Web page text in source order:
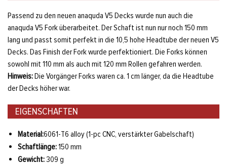
Passend zu den neuen anaquda V5 Decks wurde nun auch die
anaquda V5 Fork überarbeitet. Der Schaft ist nun nur noch 150 mm
lang und passt somit perfekt in die 10,5 hohe Headtube der neuen V5
Decks. Das Finish der Fork wurde perfektioniert. Die Forks können
sowohl mit 110 mm als auch mit 120 mm Rollen gefahren werden.
Hinweis:Die Vorgänger Forks waren ca. 1 cm länger, da die Headtube
der Decks höher war.
EIGENSCHAFTEN
Material:6061-T6 alloy (1-pc CNC, verstärkter Gabelschaft)
Schaftlänge:150 mm
Gewicht:309 g